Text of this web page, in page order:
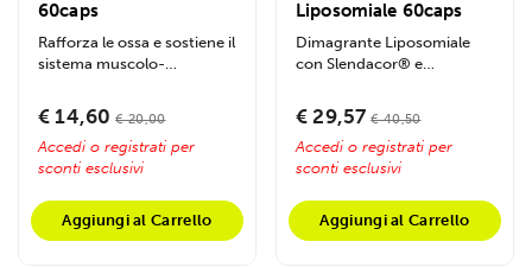
60caps
Rafforza le ossa e sostiene il
sistema muscolo-
D3 e K2...
€ 14,60 € 20,00
Accedi o registrati per
sconti esclusivi
Aggiungi al Carrello
Liposomiale 60caps
Dimagrante Liposomiale
con Slendacor® e
perdita di peso,...
€ 29,57 € 40,50
Accedi o registrati per
sconti esclusivi
Aggiungi al Carrello